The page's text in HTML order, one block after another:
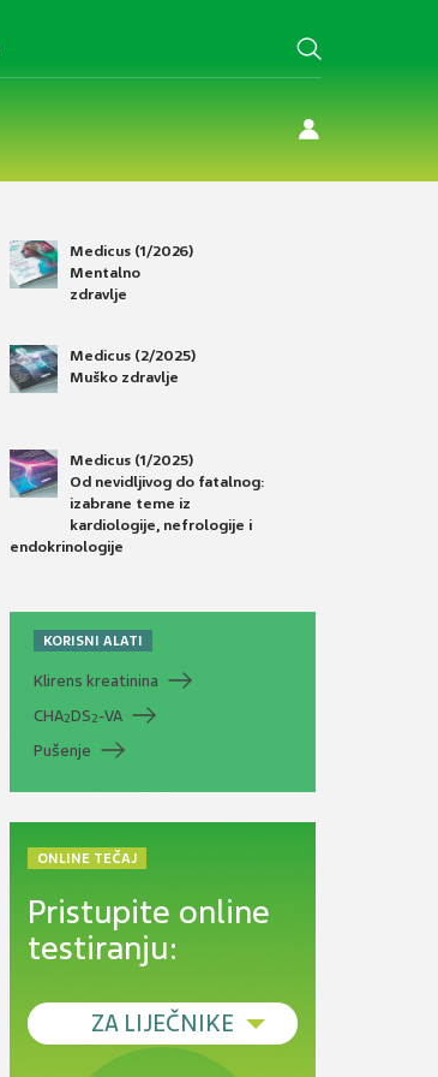
Medicus (1/2026)
Mentalno
zdravlje
Medicus (2/2025)
Muško zdravlje
Medicus (1/2025)
Od nevidljivog do fatalnog:
izabrane teme iz
kardiologije, nefrologije i
endokrinologije
KORISNI ALATI
Klirens kreatinina
CHA2DS2-VA
Pušenje
ONLINE TEČAJ
Pristupite online
testiranju:
ZA LIJEČNIKE